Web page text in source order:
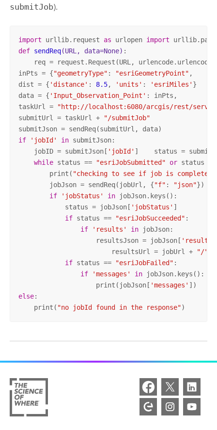
submitJob).
import urllib.request as urlopen import
def sendReq(URL, data=None) :
req = request.Request(URL,
inPts = {"geometryType" : "esriGeometryPoint"
dist = { 'distance' : 8.5, 'units' : 'esriMiles' }
data = { 'Input_Observation_Point' : inPts,
taskUrl =
"http://localhost:6080/arcgis/rest/
submitUrl = taskUrl +
"/submitJob"
if
'jobId' in submitJson:
    jobID = submitJson[
'jobId' ]    status =
while status == "esriJobSubmitted" or status
        print(
"checking to see if job is
        jobJson = sendReq(jobUrl, {
"f" : "json"})
if
'jobStatus' in jobJson.keys():
            status = jobJson[
'jobStatus' ]
if status == "esriJobSucceeded" :
if
'results' in jobJson:
                    resultsJson = jobJson[
'results'
                        resultsUrl = jobUrl +
"/"
if status == "esriJobFailed" :
if
'messages' in jobJson.keys():
                    print(jobJson[
'messages'
else:
    print(
"no jobId found in the response")